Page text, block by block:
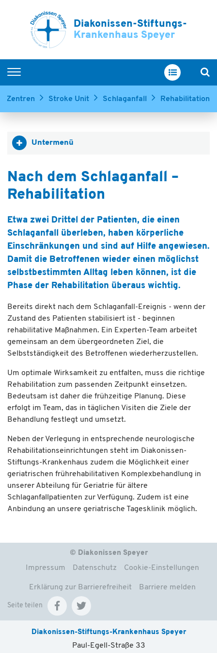
Diakonissen-Stiftungs-
Krankenhaus Speyer
Home
Ihr Aufenthalt
Ausbildung & Karriere
Zentren Stroke Unit Schlaganfall Rehabilitation
Untermenü
Nach dem Schlaganfall –
Rehabilitation
Etwa zwei Drittel der Patienten, die einen
Schlaganfall überleben, haben körperliche
Einschränkungen und sind auf Hilfe angewiesen.
Damit die Betroffenen wieder einen möglichst
selbstbestimmten Alltag leben können, ist die
Phase der Rehabilitation überaus wichtig.
Bereits direkt nach dem Schlaganfall-Ereignis - wenn der
Zustand des Patienten stabilisiert ist - beginnen
rehabilitative Maßnahmen. Ein Experten-Team arbeitet
gemeinsam an dem übergeordneten Ziel, die
Selbstständigkeit des Betroffenen wiederherzustellen.
Um optimale Wirksamkeit zu entfalten, muss die richtige
Rehabilitation zum passenden Zeitpunkt einsetzen.
Bedeutsam ist daher die frühzeitige Planung. Diese
erfolgt im Team, das in täglichen Visiten die Ziele der
Behandlung festlegt und umsetzt.
Neben der Verlegung in entsprechende neurologische
Rehabilitationseinrichtungen steht im Diakonissen-
Stiftungs-Krankenhaus zudem die Möglichkeit einer
geriatrischen frührehabilitativen Komplexbehandlung in
unserer Abteilung für Geriatrie für ältere
Schlaganfallpatienten zur Verfügung. Zudem ist eine
Anbindung an unsere geriatrische Tagesklinik möglich.
© Diakonissen Speyer
Impressum Datenschutz Cookie-Einstellungen
Erklärung zur Barrierefreiheit Barriere melden
Seite teilen
Diakonissen-Stiftungs-Krankenhaus Speyer
Paul-Egell-Straße 33